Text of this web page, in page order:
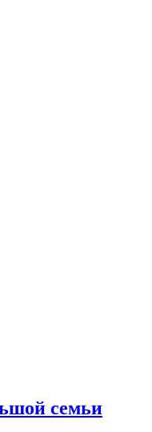
семьи